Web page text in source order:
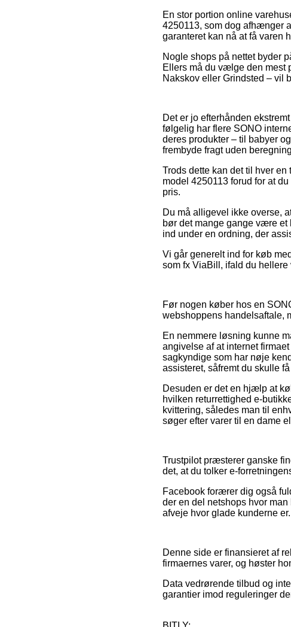
En stor portion online
4250113, som dog afhænger
garanteret kan nå at få varen
Nogle shops på nettet byder
Ellers må du vælge den mest
Nakskov eller Grindsted – vil
Det er jo efterhånden
følgelig har flere SONO
deres produkter – til babyer
frembyde fragt uden
Trods dette kan det til hver
model 4250113 forud for at
pris.
Du må alligevel ikke overse,
bør det mange gange være
ind under en ordning, der
Vi går generelt ind for køb
som fx ViaBill, ifald du
Før nogen køber hos en
webshoppens handelsaftale,
En nemmere løsning kunne
angivelse af at internet
sagkyndige som har nøje
assisteret, såfremt du skulle
Desuden er det en hjælp at
hvilken returrettighed e-
kvittering, således man til
søger efter varer til en dame
Trustpilot præsterer ganske
det, at du tolker e-
Facebook forærer dig også
der en del netshops hvor
afveje hvor glade kunderne er.
Denne side er finansieret af
firmaernes varer, og høster
Data vedrørende tilbud og
garantier imod reguleringer